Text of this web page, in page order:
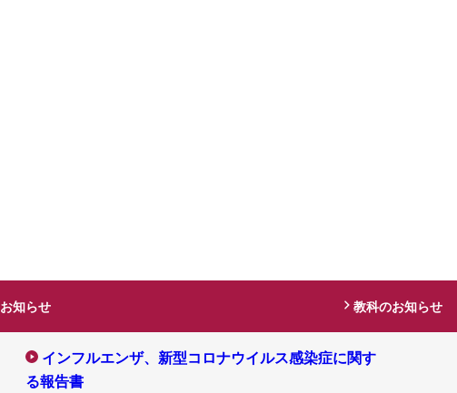
お知らせ 教科のお知らせ
インフルエンザ、新型コロナウイルス感染症に関す
る報告書